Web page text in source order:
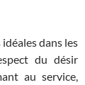
dans les
du désir
au service,